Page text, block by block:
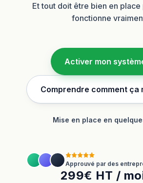
Et tout doit être bien en
fonctionne
Activer mon
Comprendre comment ça
Mise en place en
Approuvé par des
299€ HT /